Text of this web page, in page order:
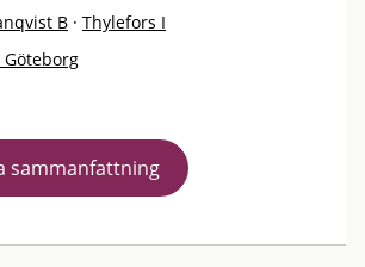
B · Thylefors I
sammanfattning